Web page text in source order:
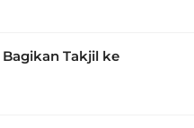
Takjil ke